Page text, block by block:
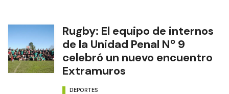
Rugby: El equipo de internos
de la Unidad Penal Nº 9
celebró un nuevo encuentro
Extramuros
DEPORTES